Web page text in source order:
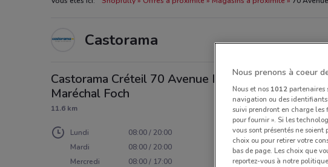
Castorama
Castorama Créteil 70 Avenue Du
Maréchal Foch
11.6 km
Lundi
08:00 / 20:00
Mardi
08:00 / 20:00
Mercredi
08:00 / 17:00
Nous prenons à coeur
Nous et nos 1012partenaires
navigation ou des identifiants
suivi prendront en charge les
pour fournir ». Si les
vous sont présentés ne
choix ou pour retirer votre
bas de page. Les choix que
reportez-vous à notre